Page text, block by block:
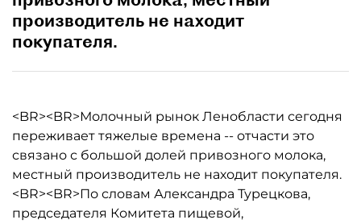
производитель не находит
покупателя.
<BR><BR>Молочный рынок Ленобласти сегодня
переживает тяжелые времена -- отчасти это
связано с большой долей привозного молока,
местный производитель не находит покупателя.
<BR><BR>По словам Александра Турецкова,
председателя Комитета пищевой,